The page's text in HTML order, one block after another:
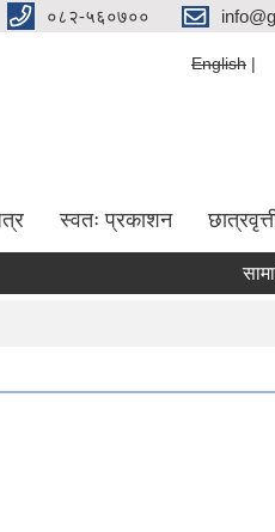
०८२-५६०७००
English
स्वतः प्रकाशन